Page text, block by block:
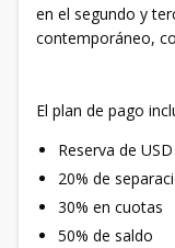
en el segundo y
contemporáneo,
El plan de pago
Reserva de
20% de
30% en cuotas
50% de saldo